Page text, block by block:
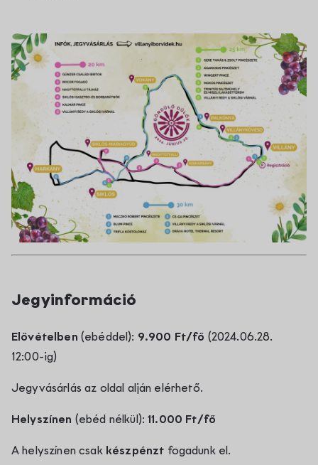
Jegyinformáció
Elővételben (ebéddel): 9.900 Ft/fő (2024.06.28.
12:00-ig)
Jegyvásárlás az oldal alján elérhető.
Helyszínen (ebéd nélkül):11.000 Ft/fő
A helyszínen csak készpénzt fogadunk el.